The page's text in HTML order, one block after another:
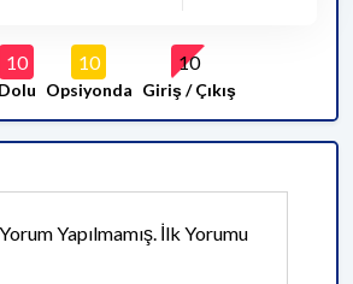
10
Dolu
10
Opsiyonda
10
Giriş / Çıkış
Yapılmamış. İlk Yorumu